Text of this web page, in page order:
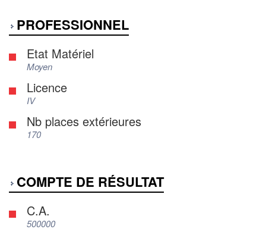
PROFESSIONNEL
Etat Matériel
Moyen
Licence
IV
Nb places extérieures
170
COMPTE DE RÉSULTAT
C.A.
500000